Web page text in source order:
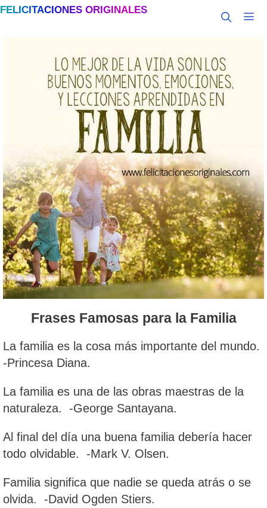
Saltar
FELICITACIONES ORIGINALES
Frases Famosas para la Familia
La familia es la cosa más importante del mundo.
-Princesa Diana.
La familia es una de las obras maestras de la
naturaleza. -George Santayana.
Al final del día una buena familia debería hacer
todo olvidable. -Mark V. Olsen.
Familia significa que nadie se queda atrás o se
olvida. -David Ogden Stiers.